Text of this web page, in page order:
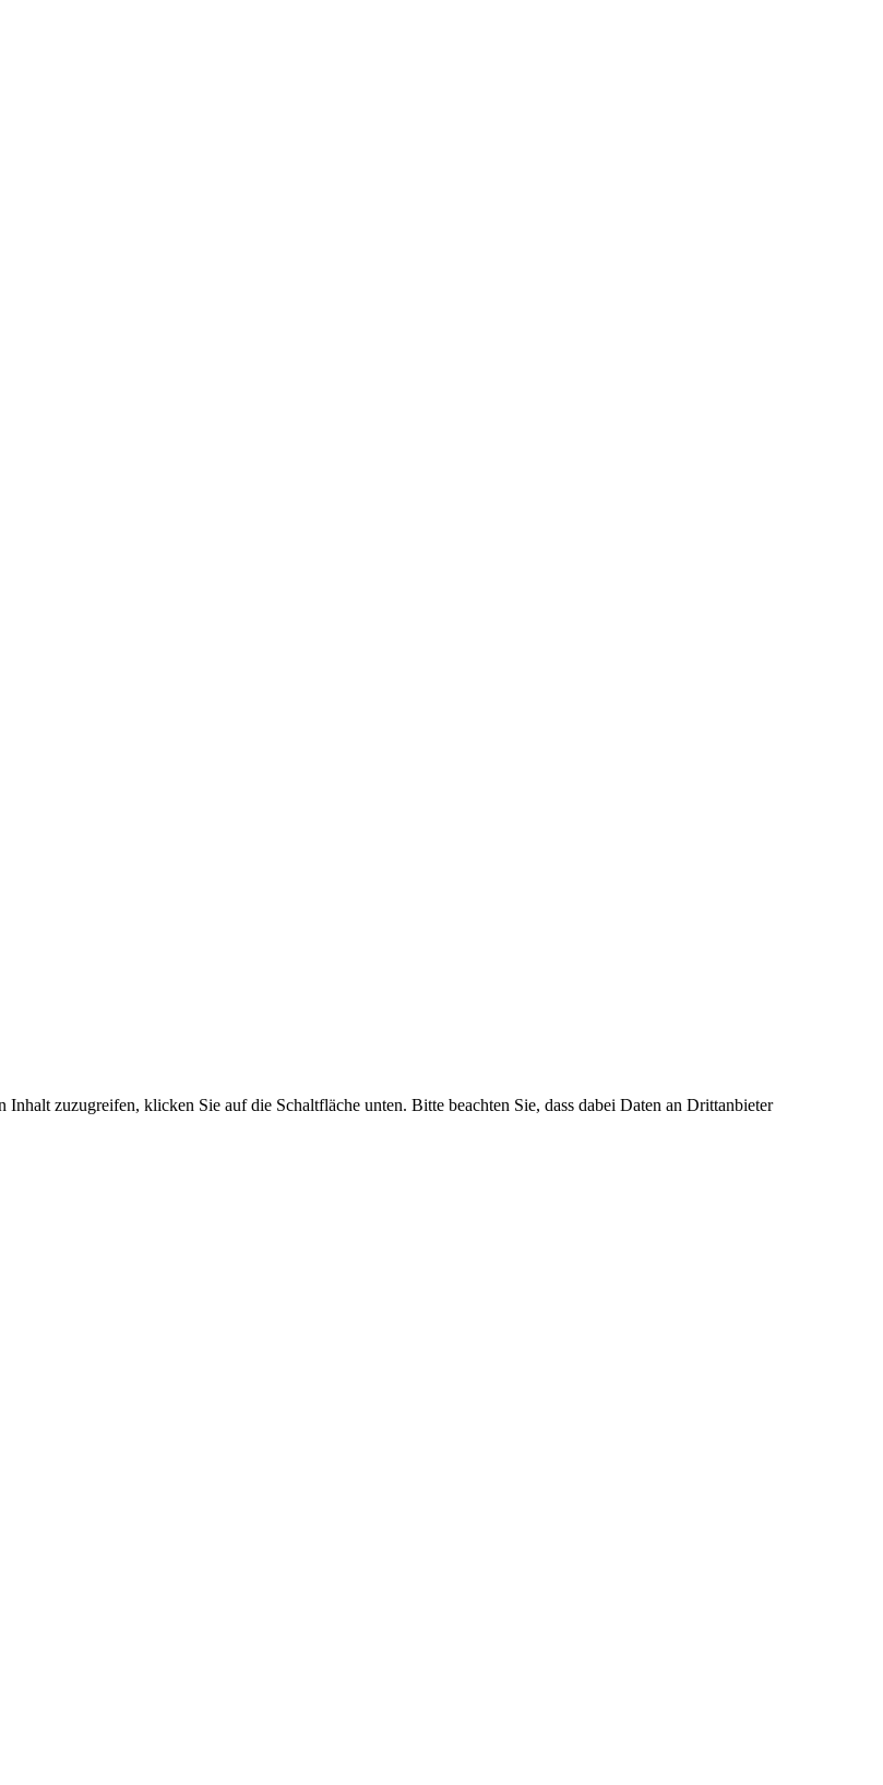
Inhalt zuzugreifen, klicken Sie auf die Schaltfläche unten. Bitte beachten Sie, dass dabei Daten an Drittanbieter